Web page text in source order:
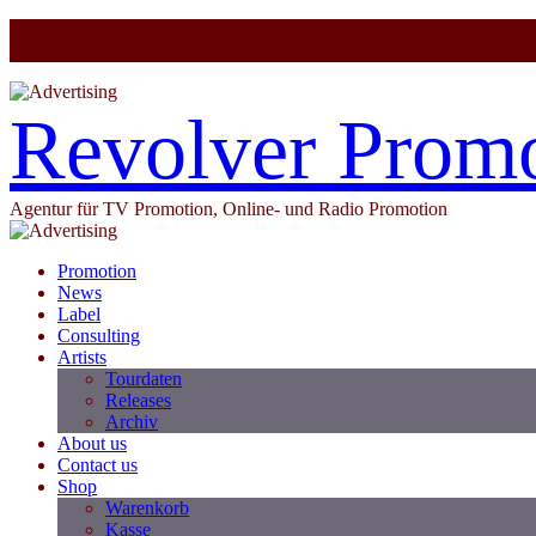
Revolver
Agentur für TV Promotion, Online- und Radio Promotion
Promotion
News
Label
Consulting
Artists
Tourdaten
Releases
Archiv
About us
Contact us
Shop
Warenkorb
Kasse